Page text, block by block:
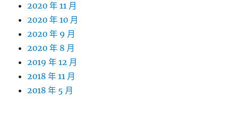
2020 年 11 月
2020 年 10 月
2020 年 9 月
2020 年 8 月
2019 年 12 月
2018 年 11 月
2018 年 5 月